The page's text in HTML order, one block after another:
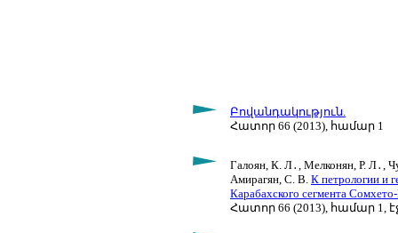
Բովանդակություն.
Հատոր 66 (2013), համար 1
Галоян, К. Л․, Мелконян, Р. Л․,
Амирагян, С. В. К петрологии и
Карабахского сегмента
Հատոր 66 (2013), համար 1,